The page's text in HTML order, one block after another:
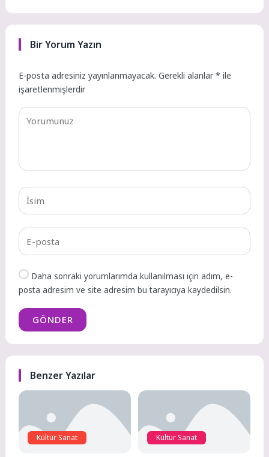
Bir Yorum Yazın
E-posta adresiniz yayınlanmayacak. Gerekli alanlar* ile
işaretlenmişlerdir
Daha sonraki yorumlarımda kullanılması için adım, e-
posta adresim ve site adresim bu tarayıcıya kaydedilsin.
GÖNDER
Benzer Yazılar
Kültür Sanat Kültür Sanat